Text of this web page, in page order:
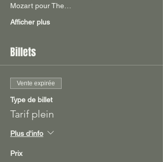
Mozart pour The…
Afficher plus
Billets
Vente expirée
Type de billet
Tarif plein
Plus d'info
Prix